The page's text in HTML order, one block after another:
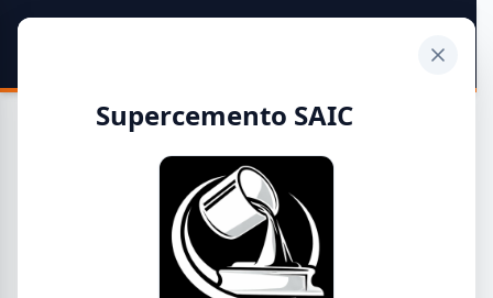
Guía de Empresas Metalúrgicas y Siderúrgicas
Supercemento SAIC